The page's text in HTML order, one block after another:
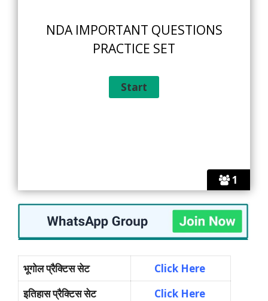
1
NDA IMPORTANT QUESTIONS
PRACTICE SET
भूगोल प्रैक्टिस सेट
Click Here
इतिहास प्रैक्टिस सेट
Click Here